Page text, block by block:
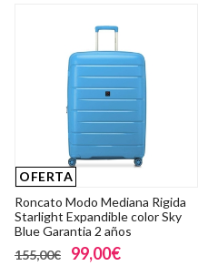
OFERTA
Roncato Modo Mediana Rigida
Starlight Expandible color Sky
Blue Garantia 2 años
155,00€
99,00€